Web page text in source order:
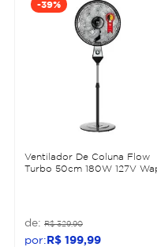
-39%
Ventilador De Coluna Flow
Turbo 50cm 180W 127V
R$ 329,90
R$ 199,99